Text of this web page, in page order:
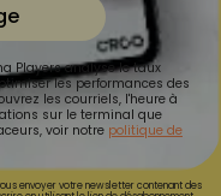
Players analyse le taux
les performances des
les courriels, l'heure à
sur le terminal que
voir notre politique de
envoyer votre newsletter contenant des